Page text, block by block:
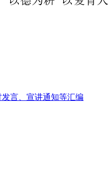
发言、宣讲通知等汇编